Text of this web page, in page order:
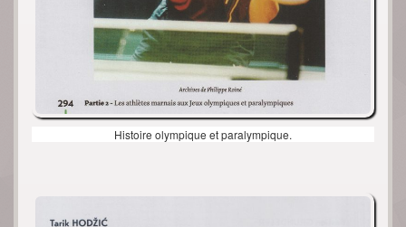
Histoire olympique et paralympique.